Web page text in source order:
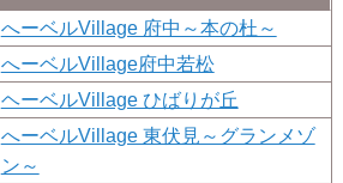
へーベルVillage 府中～本の杜～
へーベルVillage府中若松
ヘーベルVillage ひばりが丘
へーベルVillage 東伏見～グランメゾ
ン～